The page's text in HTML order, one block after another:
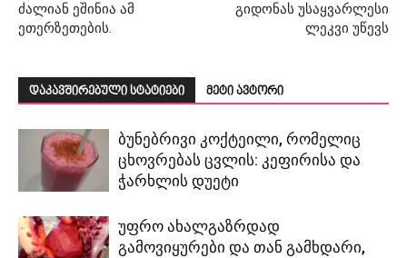
ძალიან ეშინია ამ
ეთერზეთების.
გიდონას უსაყვარლესი
ლეკვი უწევს
დაკავშირებული სტატიები მეტი ავტორი
ბუნებრივი კოქტეილი, რომელიც
ცხოვრებას ცვლის: კეფირისა და
ჭარხლის დუეტი
უფრო ახალგაზრდად
გამოვიყურები და თან გამხდარი,